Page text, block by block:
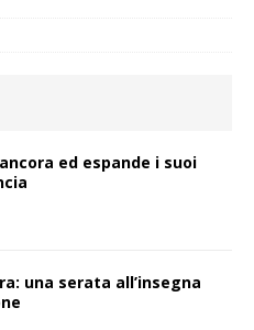
ed espande i suoi
una serata all’insegna